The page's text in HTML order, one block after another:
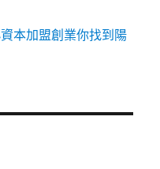
本加盟創業你找到陽